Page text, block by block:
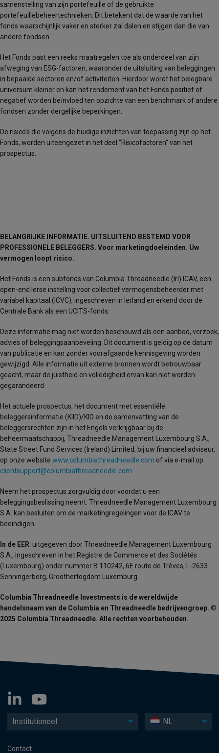
samenstelling van zijn portefeuille of de gebruikte
portefeuillebeheertechnieken. Dit betekent dat de waarde van het
fonds waarschijnlijk vaker en sterker zal dalen en stijgen dan die van
andere fondsen.
Het Fonds past een reeks maatregelen toe als onderdeel van zijn
afweging van ESG-factoren, waaronder de uitsluiting van beleggingen
in bepaalde sectoren en/of activiteiten. Hierdoor wordt het belegbare
universum kleiner en kan het rendement van het Fonds positief of
negatief worden beïnvloed ten opzichte van een benchmark of andere
fondsen zonder dergelijke beperkingen.
De risico’s die volgens de huidige inzichten van toepassing zijn op het
Fonds, worden uiteengezet in het deel “Risicofactoren” van het
prospectus.
BELANGRIJKE INFORMATIE. UITSLUITEND BESTEMD VOOR
PROFESSIONELE BELEGGERS. Voor marketingdoeleinden. Uw
vermogen loopt risico.
Het Fonds is een subfonds van Columbia Threadneedle (Irl) ICAV, een
open-end Ierse instelling voor collectief vermogensbeheerder met
variabel kapitaal (ICVC), ingeschreven in Ierland en erkend door de
Centrale Bank als een UCITS-fonds.
Deze informatie mag niet worden beschouwd als een aanbod, verzoek,
advies of beleggingsaanbeveling. Dit document is geldig op de datum
van publicatie en kan zonder voorafgaande kennisgeving worden
gewijzigd. Alle informatie uit externe bronnen wordt betrouwbaar
geacht, maar de juistheid en volledigheid ervan kan niet worden
gegarandeerd.
Het actuele prospectus, het document met essentiële
beleggersinformatie (KIID)/KID en de samenvatting van de
beleggersrechten zijn in het Engels verkrijgbaar bij de
beheermaatschappij, Threadneedle Management Luxembourg S.A.,
State Street Fund Services (Ireland) Limited, bij uw financieel adviseur,
op onze website www.columbiathreadneedle.com of via e-mail op
clientsupport@columbiathreadneedle.com
Neem het prospectus zorgvuldig door voordat u een
beleggingsbeslissing neemt. Threadneedle Management Luxembourg
S.A. kan besluiten om de marketingregelingen voor de ICAV te
beëindigen.
In de EER: uitgegeven door Threadneedle Management Luxembourg
S.A., ingeschreven in het Registre de Commerce et des Sociétés
(Luxembourg) onder nummer B 110242, 6E route de Trèves, L-2633
Senningerberg, Groothertogdom Luxemburg.
Columbia Threadneedle Investments is de wereldwijde
handelsnaam van de Columbia en Threadneedle bedrijvengroep. ©
2025 Columbia Threadneedle. Alle rechten voorbehouden.
Institutioneel NL
Contact